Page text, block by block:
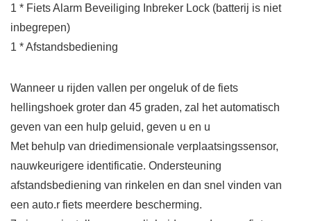
1 * Fiets Alarm Beveiliging Inbreker Lock (batterij is niet
inbegrepen)
1 * Afstandsbediening
Wanneer u rijden vallen per ongeluk of de fiets
hellingshoek groter dan 45 graden, zal het automatisch
geven van een hulp geluid, geven u en u
Met behulp van driedimensionale verplaatsingssensor,
nauwkeurigere identificatie. Ondersteuning
afstandsbediening van rinkelen en dan snel vinden van
een auto.r fiets meerdere bescherming.